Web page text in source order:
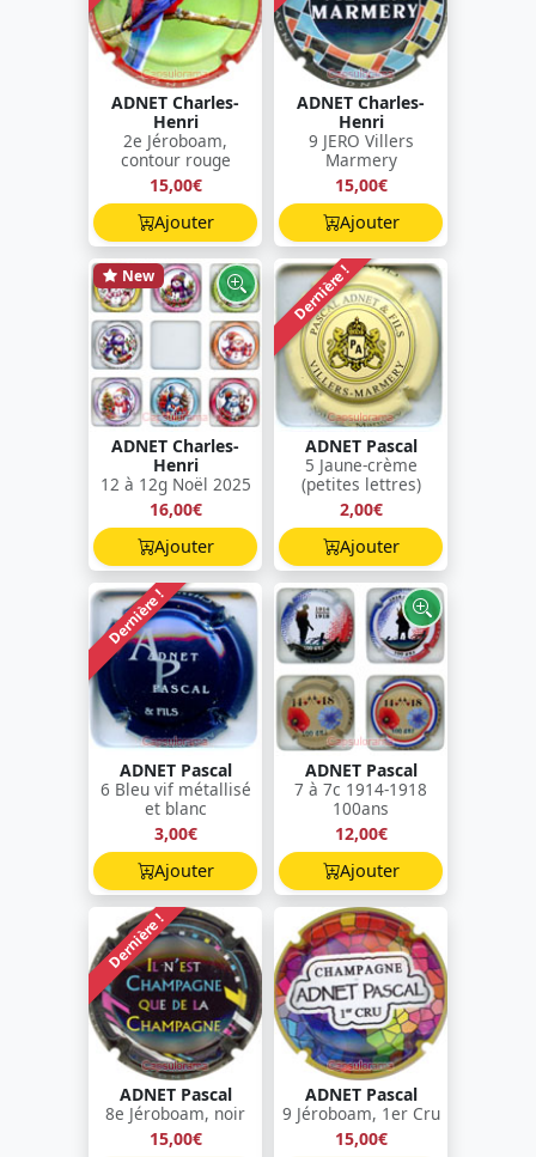
ADNET Charles-
Henri
2e Jéroboam,
contour rouge
15,00€
Ajouter
ADNET Charles-
Henri
9 JERO Villers
Marmery
15,00€
Ajouter
New
ADNET Charles-
Henri
12 à 12g Noël 2025
16,00€
Ajouter
Dernière !
ADNET Pascal
5 Jaune-crème
(petites lettres)
2,00€
Ajouter
Dernière !
ADNET Pascal
6 Bleu vif métallisé
et blanc
3,00€
Ajouter
ADNET Pascal
7 à 7c 1914-1918
100ans
12,00€
Ajouter
Dernière !
ADNET Pascal
8e Jéroboam, noir
15,00€
ADNET Pascal
9 Jéroboam, 1er Cru
15,00€